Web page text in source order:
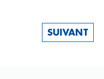
SUIVANT